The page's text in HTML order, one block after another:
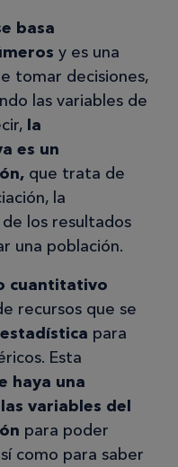
basa
y es una
tomar decisiones,
las variables de
la
es un
que trata de
la
los resultados
una población.
cuantitativo
recursos que se
estadística para
Esta
haya una
variables del
para poder
como para saber